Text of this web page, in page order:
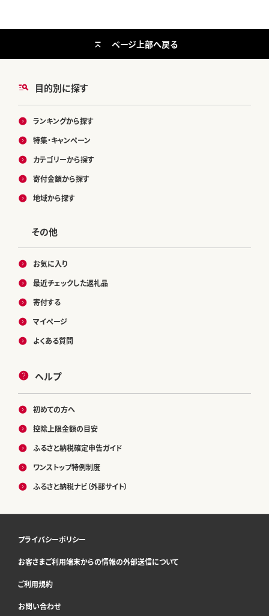
目的別に探す
ランキングから探す
特集・キャンペーン
カテゴリーから探す
寄付金額から探す
地域から探す
その他
お気に入り
最近チェックした返礼品
寄付する
マイページ
よくある質問
ヘルプ
初めての方へ
控除上限金額の目安
ふるさと納税確定申告ガイド
ワンストップ特例制度
ふるさと納税ナビ（外部サイト）
ページ上部へ戻る
プライバシーポリシー
お客さまご利用端末からの情報の外部送信について
ご利用規約
お問い合わせ